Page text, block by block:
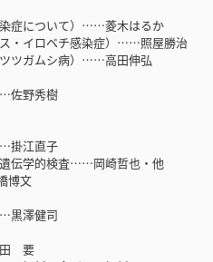
症について）……菱木はるか
・イロベチ感染症）……照屋勝治
ツガムシ病）……高田伸弘
佐野秀樹
掛江直子
伝学的検査……岡崎哲也・他
博文
黒澤健司
田 要